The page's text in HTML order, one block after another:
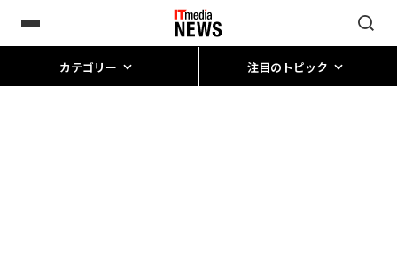
カテゴリー 注目のトピック